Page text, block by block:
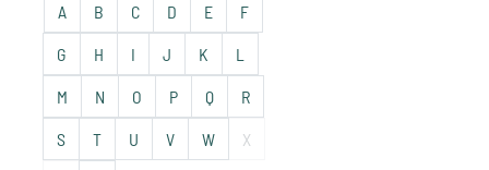
A B C D E F
G H I J K L
M N O P Q R
S T U V W X